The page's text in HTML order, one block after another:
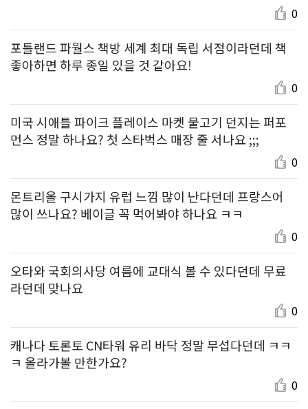
0
포틀랜드 파월스 책방 세계 최대 독립 서점이라던데 책
좋아하면 하루 종일 있을 것 같아요!
0
미국 시애틀 파이크 플레이스 마켓 물고기 던지는 퍼포
먼스 정말 하나요? 첫 스타벅스 매장 줄 서나요 ;;;
0
몬트리올 구시가지 유럽 느낌 많이 난다던데 프랑스어
많이 쓰나요? 베이글 꼭 먹어봐야 하나요 ㅋㅋ
0
오타와 국회의사당 여름에 교대식 볼 수 있다던데 무료
라던데 맞나요
0
캐나다 토론토 CN타워 유리 바닥 정말 무섭다던데 ㅋㅋ
ㅋ 올라가볼 만한가요?
0